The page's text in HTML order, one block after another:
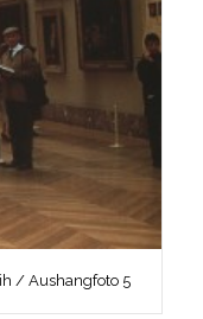
/ Aushangfoto 5